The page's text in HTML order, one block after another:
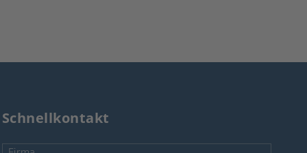
Schnellkontakt
Firma